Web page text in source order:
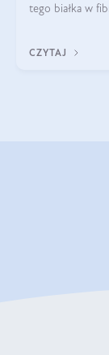
tego białka w
CZYTAJ